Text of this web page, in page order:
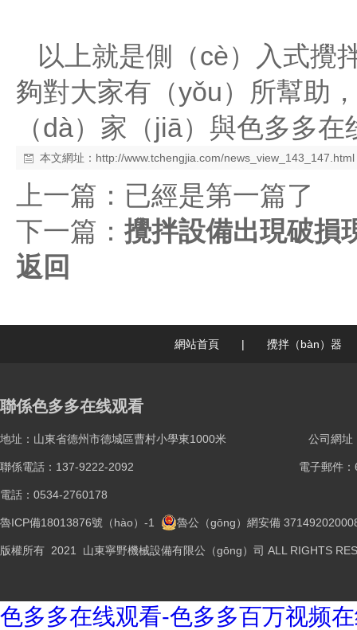
以上就是側（cè）入式攪
夠對大家有（yǒu）所幫助
（dà）家（jiā）與色多多
本文網址： http://www.tchengjia.com/news_view_143_147.html
上一篇：已經是第一篇了
下一篇：攪拌設備出現破損
返回
網站首頁 | 攪拌（bàn）器
聯係色多多在线观看
地址：山東省德州市德城區曹村小學東1000米 公司網址
聯係電話：137-9222-2092 電子郵件
電話：0534-2760178
魯ICP備18013876號（hào）-1 魯公（gōng）網安備
版權所有 2021 山東寧野機械設備有限公（gōng）司 ALL RIGHTS
色多多在线观看-色多多百万视频